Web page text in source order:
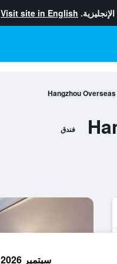
Visit site in English
Hangzhou
فندق
سبتمبر 2026